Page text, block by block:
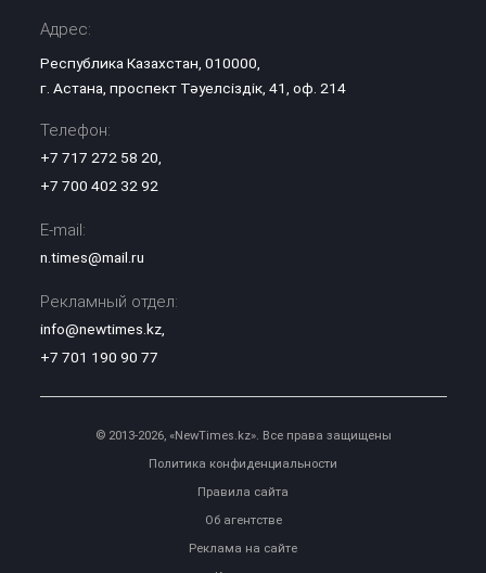
Адрес:
Республика Казахстан, 010000,
г. Астана, проспект Тәуелсіздік, 41, оф. 214
Телефон:
+7 717 272 58 20
+7 700 402 32 92
E-mail:
n.times@mail.ru
Рекламный отдел:
info@newtimes.kz,
+7 701 190 90 77
© 2013-2026, «NewTimes.kz». Все права защищены
Политика конфиденциальности
Правила сайта
Об агентстве
Реклама на сайте